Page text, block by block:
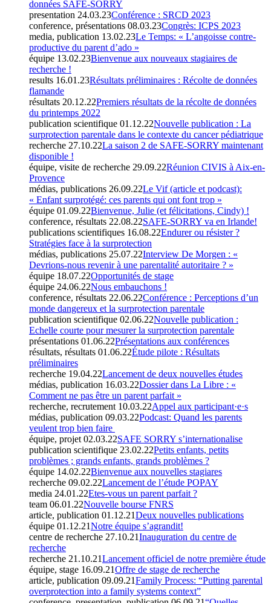
données SAFE-SORRY
presentation 24.03.23Conférence : SRCD 2023
conference, présentations 08.03.23Congrès: ICPS 2023
media, publication 13.02.23Le Temps: « L’angoisse contre-
productive du parent d’ado »
équipe 13.02.23Bienvenue aux nouveaux stagiaires de
recherche !
results 16.01.23Résultats préliminaires : Récolte de données
flamande
résultats 20.12.22Premiers résultats de la récolte de données
du printemps 2022
publication scientifique 01.12.22Nouvelle publication : La
surprotection parentale dans le contexte du cancer pédiatrique
recherche 27.10.22La saison 2 de SAFE-SORRY maintenant
disponible !
équipe, visite de recherche 29.09.22Réunion CIVIS à Aix-en-
Provence
médias, publications 26.09.22Le Vif (article et podcast):
« Enfant surprotégé: ces parents qui ont font trop »
équipe 01.09.22Bienvenue, Julie (et félicitations, Cindy) !
conference, résultats 22.08.22SAFE-SORRY va en Irlande!
publications scientifiques 16.08.22Endurer ou résister ?
Stratégies face à la surprotection
médias, publications 25.07.22Interview De Morgen : «
Devrions-nous revenir à une parentalité autoritaire ? »
équipe 18.07.22Opportunités de stage
équipe 24.06.22Nous embauchons !
conference, résultats 22.06.22Conférence : Perceptions d’un
monde dangereux et la surprotection parentale
publication scientifique 02.06.22Nouvelle publication :
Echelle courte pour mesurer la surprotection parentale
présentations 01.06.22Présentations aux conférences
résultats, résultats 01.06.22Étude pilote : Résultats
préliminaires
recherche 19.04.22Lancement de deux nouvelles études
médias, publication 16.03.22Dossier dans La Libre : «
Comment ne pas être un parent parfait »
recherche, recrutement 10.03.22Appel aux participant·e·s
médias, publication 09.03.22Podcast: Quand les parents
veulent trop bien faire
équipe, projet 02.03.22SAFE SORRY s’internationalise
publication scientifique 23.02.22Petits enfants, petits
problèmes ; grands enfants, grands problèmes ?
équipe 14.02.22Bienvenue aux nouvelles stagiares
recherche 09.02.22Lancement de l’étude POPAY
media 24.01.22Etes-vous un parent parfait ?
team 06.01.22Nouvelle bourse FNRS
article, publication 01.12.21Deux nouvelles publications
équipe 01.12.21Notre équipe s’agrandit!
centre de recherche 27.10.21Inauguration du centre de
recherche
recherche 21.10.21Lancement officiel de notre première étude
équipe, stage 16.09.21Offre de stage de recherche
article, publication 09.09.21Family Process: “Putting parental
overprotection into a family systems context”